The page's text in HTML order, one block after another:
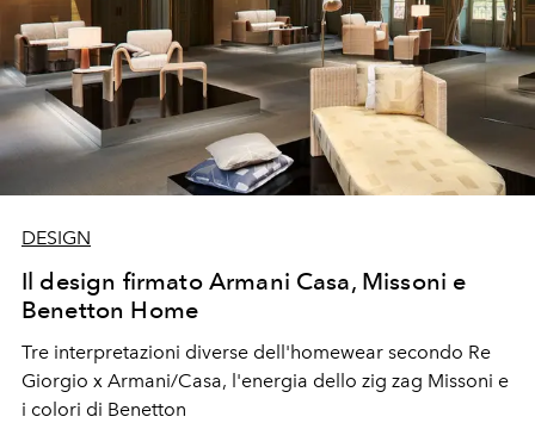
DESIGN
Il design firmato Armani Casa, Missoni e
Benetton Home
Tre interpretazioni diverse dell'homewear secondo Re
Giorgio x Armani/Casa, l'energia dello zig zag Missoni e
i colori di Benetton